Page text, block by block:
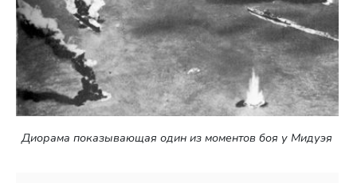
Диорама показывающая один из моментов боя у Мидуэя